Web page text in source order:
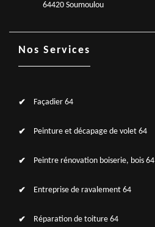
64420 Soumoulou
Nos Services
Façadier 64
Peinture et décapage de volet 64
Peintre rénovation boiserie, bois 64
Entreprise de ravalement 64
Réparation de toiture 64